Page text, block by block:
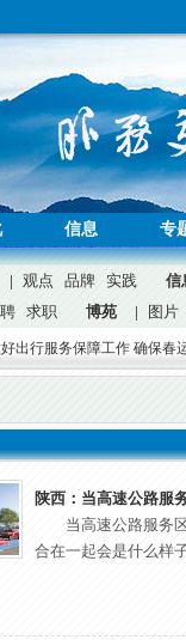
信息 专
| 观点 品牌 实践
信
求职 博苑 | 图片
保障工作 确保春运安全平
陕西：当高速公路服
当高速公路服务
合在一起会是什么样